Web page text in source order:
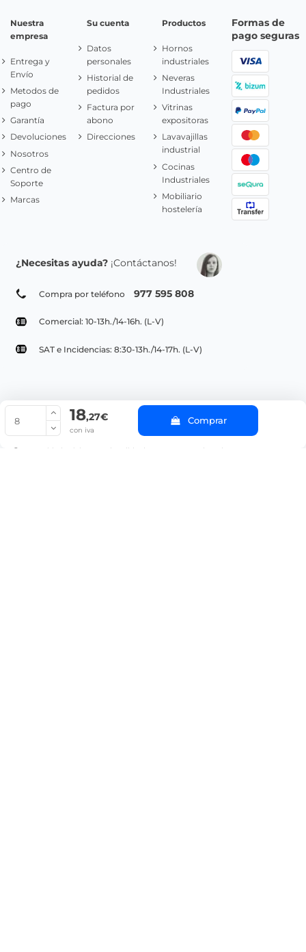
18,27€
con iva
Comprar
La cantidad mínima en el pedido de compra para el producto es 8.
Nuestra
empresa
Entrega y
Envío
Metodos de
pago
Garantía
Devoluciones
Nosotros
Centro de
Soporte
Marcas
Su cuenta
Datos
personales
Historial de
pedidos
Factura por
abono
Direcciones
Productos
Hornos
industriales
Neveras
Industriales
Vitrinas
expositoras
Lavavajillas
industrial
Cocinas
Industriales
Mobiliario
hostelería
Formas de
pago seguras
¿Necesitas ayuda? ¡Contáctanos!
Compra por teléfono 977 595 808
Comercial: 10-13h./14-16h. (L-V)
SAT e Incidencias: 8:30-13h./14-17h. (L-V)
© Copyright 2022 PepeBar.com |
Aviso legal y
Condiciones generales de compra |
Blog